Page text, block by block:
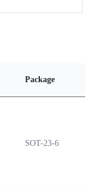
Package
SOT-23-6